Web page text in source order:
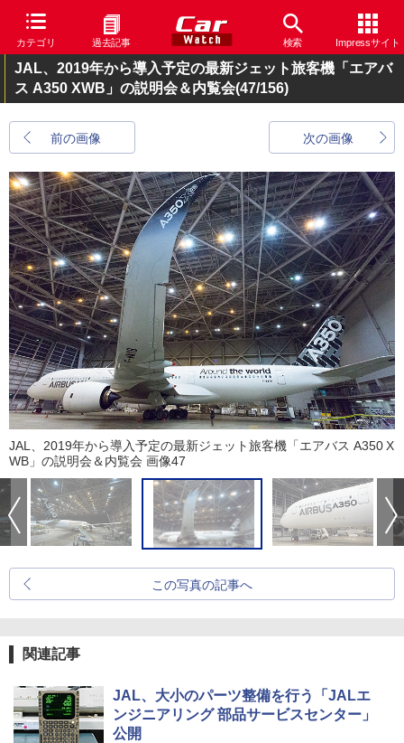
カテゴリ 過去記事 検索 Impressサイト
JAL、2019年から導入予定の最新ジェット旅客機「エアバ
ス A350 XWB」の説明会＆内覧会(47/156)
前の画像 次の画像
JAL、2019年から導入予定の最新ジェット旅客機「エアバス A350 X
WB」の説明会＆内覧会 画像47
この写真の記事へ
関連記事
JAL、大小のパーツ整備を行う「JALエ
ンジニアリング 部品サービスセンター」
公開